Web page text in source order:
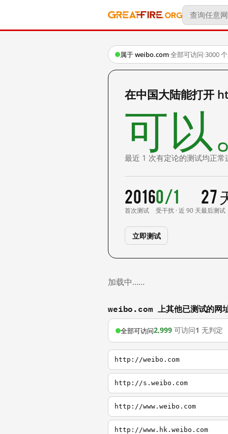
属于 weibo.com·全部可访问·3000
在中国大陆能打开
可以
最近 1 次有定论的测试均正常
2016
首次测试
0/1
受干扰 · 近 90 天
27
最后测试
立即测试
加载中……
weibo.com 上其他已测试的网
全部可访问2,999 可访问1 无判定
http://weibo.com
http://s.weibo.com
http://www.weibo.com
http://www.hk.weibo.com